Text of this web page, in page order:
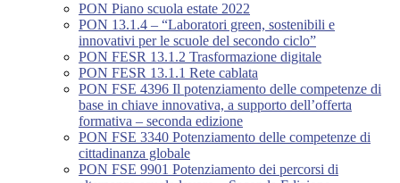
PON Piano scuola estate 2022
PON 13.1.4 – “Laboratori green, sostenibili e
innovativi per le scuole del secondo ciclo”
PON FESR 13.1.2 Trasformazione digitale
PON FESR 13.1.1 Rete cablata
PON FSE 4396 Il potenziamento delle competenze di
base in chiave innovativa, a supporto dell’offerta
formativa – seconda edizione
PON FSE 3340 Potenziamento delle competenze di
cittadinanza globale
PON FSE 9901 Potenziamento dei percorsi di